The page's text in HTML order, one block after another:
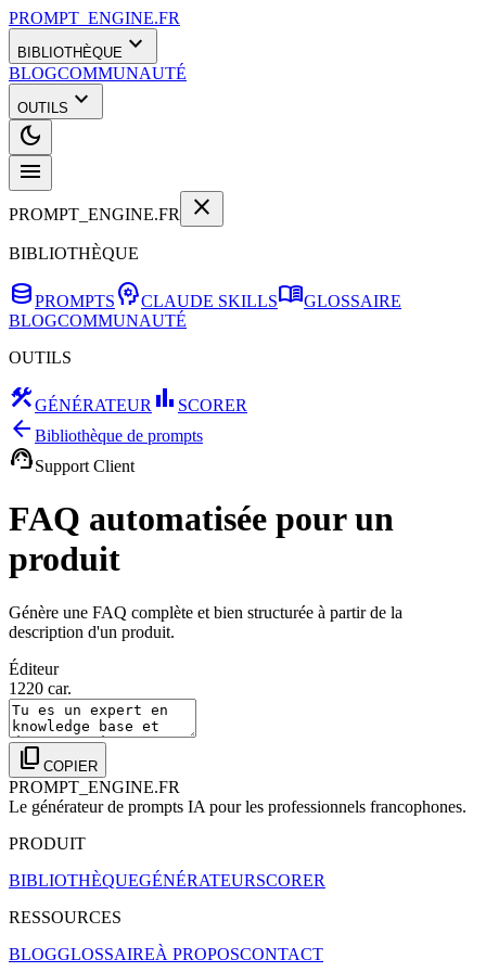
PROMPT_ENGINE.FR
BIBLIOTHÈQUE expand_more
BLOGCOMMUNAUTÉ
OUTILS expand_more
dark_mode
menu
PROMPT_ENGINE.FR close
BIBLIOTHÈQUE
databasePROMPTS psychologyCLAUDE SKILLSmenu_bookGLOSSAIRE
BLOGCOMMUNAUTÉ
OUTILS
constructionGÉNÉRATEUR bar_chart SCORER
arrow_back Bibliothèque de prompts
support_agentSupport Client
FAQ automatisée pour un
produit
Génère une FAQ complète et bien structurée à partir de la
description d'un produit.
Éditeur
1220 car.
content_copy COPIER
PROMPT_ENGINE.FR
Le générateur de prompts IA pour les professionnels francophones.
PRODUIT
BIBLIOTHÈQUEGÉNÉRATEURSCORER
RESSOURCES
BLOGGLOSSAIREÀ PROPOSCONTACT